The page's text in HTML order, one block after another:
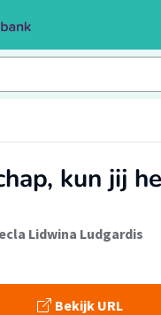
kun jij
Lidwina Ludgardis
Bekijk URL